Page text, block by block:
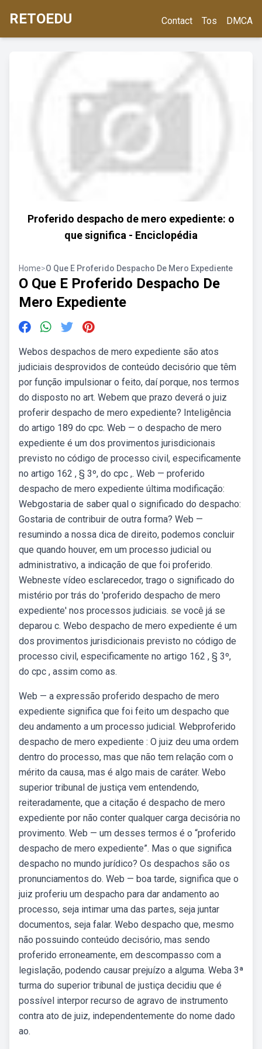
RETOEDU Contact Tos DMCA
Proferido despacho de mero expediente: o
que significa - Enciclopédia
Home>O Que E Proferido Despacho De Mero Expediente
O Que E Proferido Despacho De
Mero Expediente
Webos despachos de mero expediente são atos
judiciais desprovidos de conteúdo decisório que têm
por função impulsionar o feito, daí porque, nos termos
do disposto no art. Webem que prazo deverá o juiz
proferir despacho de mero expediente? Inteligência
do artigo 189 do cpc. Web — o despacho de mero
expediente é um dos provimentos jurisdicionais
previsto no código de processo civil, especificamente
no artigo 162 , § 3º, do cpc ,. Web — proferido
despacho de mero expediente última modificação:
Webgostaria de saber qual o significado do despacho:
Gostaria de contribuir de outra forma? Web —
resumindo a nossa dica de direito, podemos concluir
que quando houver, em um processo judicial ou
administrativo, a indicação de que foi proferido.
Webneste vídeo esclarecedor, trago o significado do
mistério por trás do 'proferido despacho de mero
expediente' nos processos judiciais. se você já se
deparou c. Webo despacho de mero expediente é um
dos provimentos jurisdicionais previsto no código de
processo civil, especificamente no artigo 162 , § 3º,
do cpc , assim como as.
Web — a expressão proferido despacho de mero
expediente significa que foi feito um despacho que
deu andamento a um processo judicial. Webproferido
despacho de mero expediente : O juiz deu uma ordem
dentro do processo, mas que não tem relação com o
mérito da causa, mas é algo mais de caráter. Webo
superior tribunal de justiça vem entendendo,
reiteradamente, que a citação é despacho de mero
expediente por não conter qualquer carga decisória no
provimento. Web — um desses termos é o “proferido
despacho de mero expediente”. Mas o que significa
despacho no mundo jurídico? Os despachos são os
pronunciamentos do. Web — boa tarde, significa que o
juiz proferiu um despacho para dar andamento ao
processo, seja intimar uma das partes, seja juntar
documentos, seja falar. Webo despacho que, mesmo
não possuindo conteúdo decisório, mas sendo
proferido erroneamente, em descompasso com a
legislação, podendo causar prejuízo a alguma. Weba 3ª
turma do superior tribunal de justiça decidiu que é
possível interpor recurso de agravo de instrumento
contra ato de juiz, independentemente do nome dado
ao.